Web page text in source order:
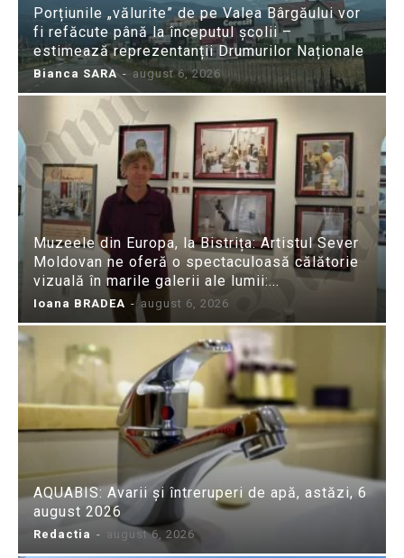
Porțiunile „vălurite” de pe Valea Bârgăului vor
fi refăcute până la începutul școlii –
estimează reprezentanții Drumurilor Naționale
Bianca SARA - august 6, 2026
Muzeele din Europa, la Bistrița: Artistul Sever
Moldovan ne oferă o spectaculoasă călătorie
vizuală în marile galerii ale lumii:...
Ioana BRADEA - august 6, 2026
AQUABIS: Avarii și întreruperi de apă, astăzi, 6
august 2026
Redactia - august 6, 2026